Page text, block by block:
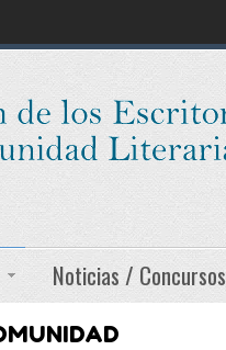
Noticias / Concursos